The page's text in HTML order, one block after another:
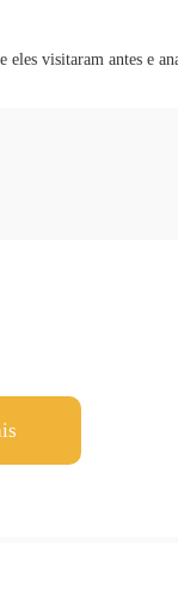
eles visitaram antes e